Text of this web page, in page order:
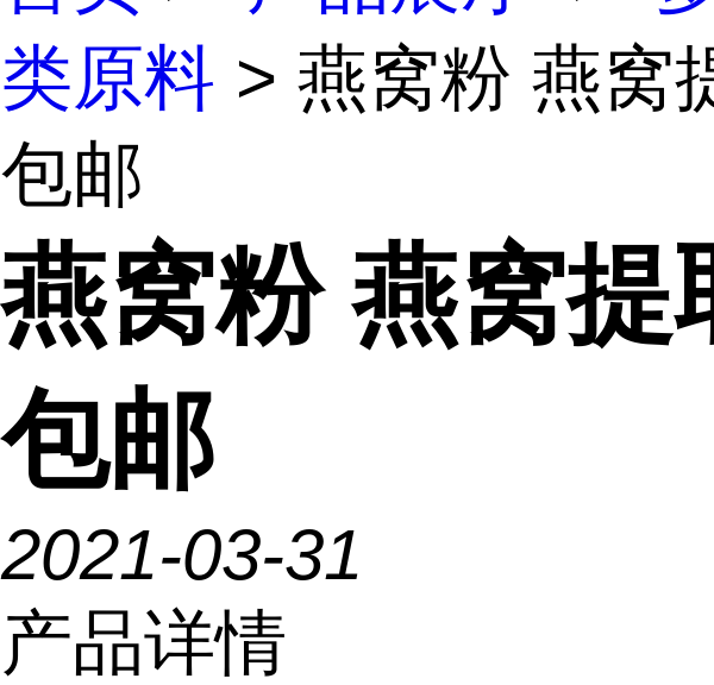
类原料 > 燕窝粉 燕窝
包邮
燕窝粉 燕窝提
包邮
2021-03-31
产品详情